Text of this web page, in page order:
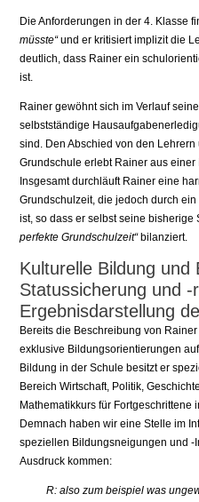
Die Anforderungen in der 4. Klasse
müsste“und er kritisiert implizit die
deutlich, dass Rainer ein
ist.
Rainer gewöhnt sich im Verlauf
selbstständige
sind. Den Abschied von den
Grundschule erlebt Rainer aus
Insgesamt durchläuft Rainer eine
Grundschulzeit, die jedoch durch
ist, so dass er selbst seine
perfekte Grundschulzeit“bilanziert.
Kulturelle Bildung und
Statussicherung und -
Ergebnisdarstellung
Bereits die Beschreibung von
exklusive Bildungsorientierungen
Bildung in der Schule besitzt er
Bereich Wirtschaft, Politik,
Mathematikkurs für
Demnach haben wir eine Stelle im
speziellen Bildungsneigungen und -
Ausdruck kommen:
R: also zum beispiel was